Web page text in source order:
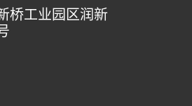
桥工业园区润新